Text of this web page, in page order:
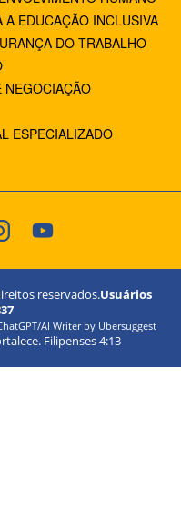
A EDUCAÇÃO INCLUSIVA
DO TRABALHO
NEGOCIAÇÃO
ESPECIALIZADO
reservados.Usuários
AI Writer by Ubersuggest
Filipenses 4:13